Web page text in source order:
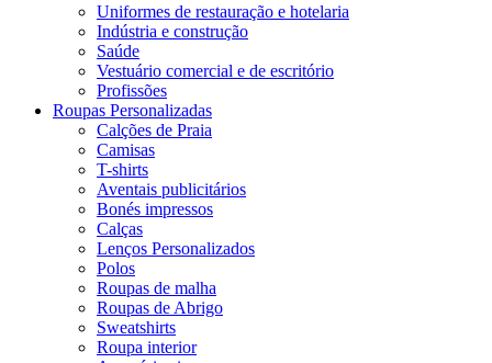
Uniformes de restauração e hotelaria
Indústria e construção
Saúde
Vestuário comercial e de escritório
Profissões
Roupas Personalizadas
Calções de Praia
Camisas
T-shirts
Aventais publicitários
Bonés impressos
Calças
Lenços Personalizados
Polos
Roupas de malha
Roupas de Abrigo
Sweatshirts
Roupa interior